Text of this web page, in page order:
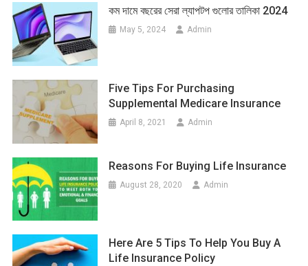
কম দামে বছরের সেরা ল্যাপটপ গুলোর তালিকা 2024
May 5, 2024 Admin
Five Tips For Purchasing
Supplemental Medicare Insurance
April 8, 2021 Admin
Reasons For Buying Life Insurance
August 28, 2020 Admin
Here Are 5 Tips To Help You Buy A
Life Insurance Policy